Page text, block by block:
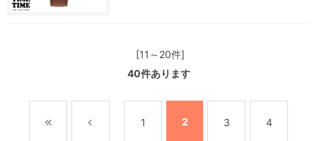
[11～20件]
40件あります
1 2 3 4